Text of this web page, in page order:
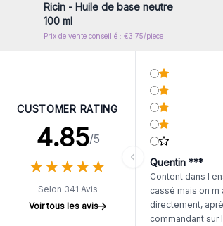
Ricin - Huile de base neutre
100 ml
Prix de vente conseillé : €3.75/piece
CUSTOMER RATING
4.85/5
★★★★★
★★★★★
Selon 341 Avis
Voir tous les avis
Quentin ***
Content dans l
cassé mais on m
directement,
commandant sur